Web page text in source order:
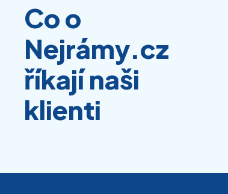
Co o
Nejrámy.cz
říkají naši
klienti